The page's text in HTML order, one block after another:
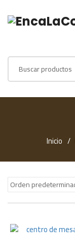
search
Inicio